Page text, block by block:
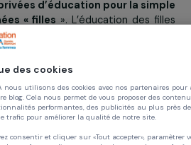
pauvreté des familles, qui font
filles pour garantir des
ce sont les premières à
ne les prive pas
infantile épuise les filles
sur leurs études, et sont
ou d’agressions. Privées de
à toutes sortes de risques,